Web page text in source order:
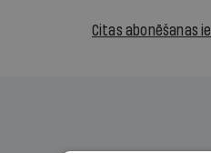
Citas abonēšanas